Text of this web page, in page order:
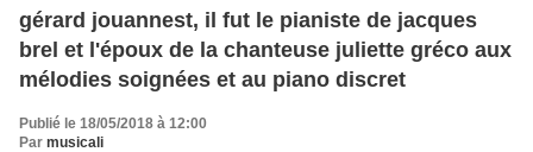
gérard jouannest, il fut le pianiste de jacques
brel et l'époux de la chanteuse juliette gréco aux
mélodies soignées et au piano discret
Publié le 18/05/2018 à 12:00
Par musicali